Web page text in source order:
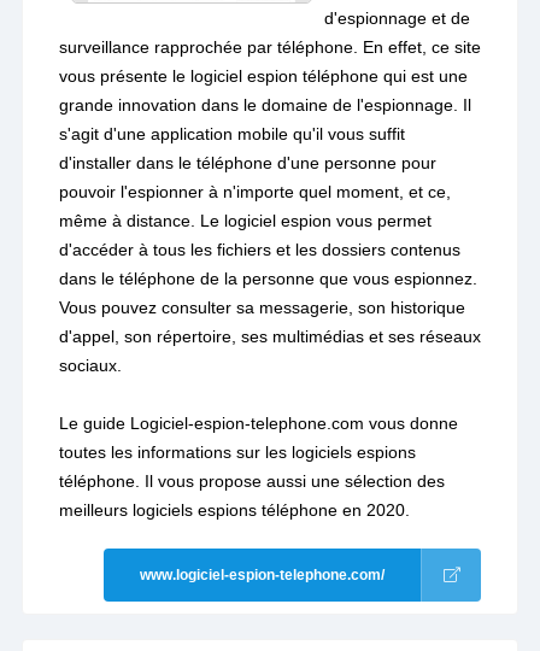
d'espionnage et de
surveillance rapprochée par téléphone. En effet, ce site
vous présente le logiciel espion téléphone qui est une
grande innovation dans le domaine de l'espionnage. Il
s'agit d'une application mobile qu'il vous suffit
d'installer dans le téléphone d'une personne pour
pouvoir l'espionner à n'importe quel moment, et ce,
même à distance. Le logiciel espion vous permet
d'accéder à tous les fichiers et les dossiers contenus
dans le téléphone de la personne que vous espionnez.
Vous pouvez consulter sa messagerie, son historique
d'appel, son répertoire, ses multimédias et ses réseaux
sociaux.
Le guide Logiciel-espion-telephone.com vous donne
toutes les informations sur les logiciels espions
téléphone. Il vous propose aussi une sélection des
meilleurs logiciels espions téléphone en 2020.
www.logiciel-espion-telephone.com/